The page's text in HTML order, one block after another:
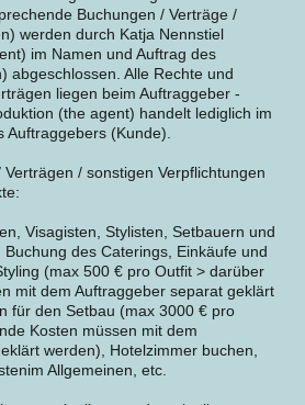
Buchungen / Verträge /
werden durch Katja Nennstiel
im Namen und Auftrag des
abgeschlossen. Alle Rechte und
liegen beim Auftraggeber -
(the agent) handelt lediglich im
Auftraggebers (Kunde).
/ sonstigen Verpflichtungen
Visagisten, Stylisten, Setbauern und
des Caterings, Einkäufe und
(max 500 € pro Outfit > darüber
mit dem Auftraggeber separat geklärt
für den Setbau (max 3000 € pro
Kosten müssen mit dem
werden), Hotelzimmer buchen,
Allgemeinen, etc.